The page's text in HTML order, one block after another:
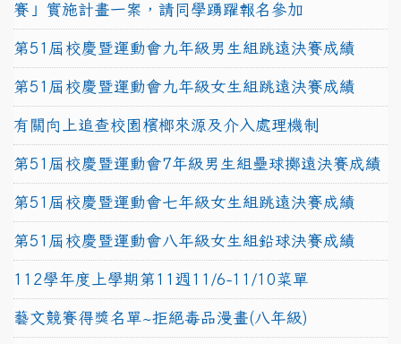
賽」實施計畫一案，請同學踴躍報名參加
第51屆校慶暨運動會九年級男生組跳遠決賽成績
第51屆校慶暨運動會九年級女生組跳遠決賽成績
有關向上追查校園檳榔來源及介入處理機制
第51屆校慶暨運動會7年級男生組壘球擲遠決賽成績
第51屆校慶暨運動會七年級女生組跳遠決賽成績
第51屆校慶暨運動會八年級女生組鉛球決賽成績
112學年度上學期第11週11/6-11/10菜單
藝文競賽得獎名單~拒絕毒品漫畫(八年級)